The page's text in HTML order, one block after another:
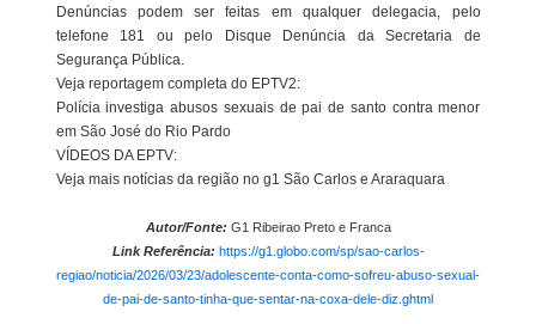
Denúncias podem ser feitas em qualquer delegacia, pelo
telefone 181 ou pelo Disque Denúncia da Secretaria de
Segurança Pública.
Veja reportagem completa do EPTV2:
Polícia investiga abusos sexuais de pai de santo contra menor
em São José do Rio Pardo
VÍDEOS DA EPTV:
Veja mais notícias da região no g1 São Carlos e Araraquara
Autor/Fonte: G1 Ribeirao Preto e Franca
Link Referência: https://g1.globo.com/sp/sao-carlos-
regiao/noticia/2026/03/23/adolescente-conta-como-sofreu-abuso-sexual-
de-pai-de-santo-tinha-que-sentar-na-coxa-dele-diz.ghtml